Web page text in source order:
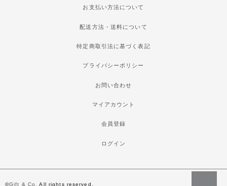
お支払い方法について
配送方法・送料について
特定商取引法に基づく表記
プライバシーポリシー
お問い合わせ
マイアカウント
会員登録
ログイン
©Gift & Co. All rights reserved.